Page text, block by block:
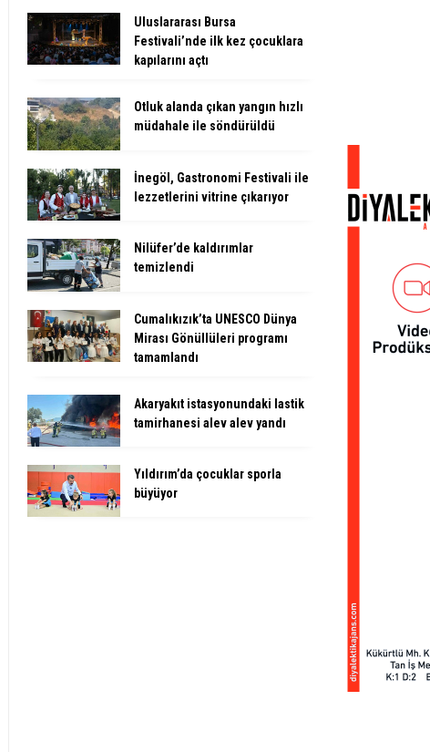
Uluslararası Bursa
Festivali’nde ilk kez çocuklara
kapılarını açtı
Otluk alanda çıkan yangın hızlı
müdahale ile söndürüldü
İnegöl, Gastronomi Festivali ile
lezzetlerini vitrine çıkarıyor
Nilüfer’de kaldırımlar
temizlendi
Cumalıkızık’ta UNESCO Dünya
Mirası Gönüllüleri programı
tamamlandı
Akaryakıt istasyonundaki lastik
tamirhanesi alev alev yandı
Yıldırım’da çocuklar sporla
büyüyor